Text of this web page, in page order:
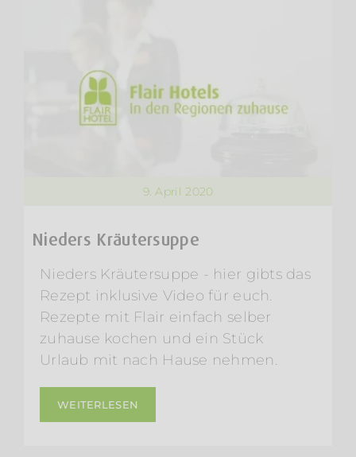
9. April 2020
Nieders Kräutersuppe
Nieders Kräutersuppe - hier gibts das
Rezept inklusive Video für euch.
Rezepte mit Flair einfach selber
zuhause kochen und ein Stück
Urlaub mit nach Hause nehmen.
WEITERLESEN